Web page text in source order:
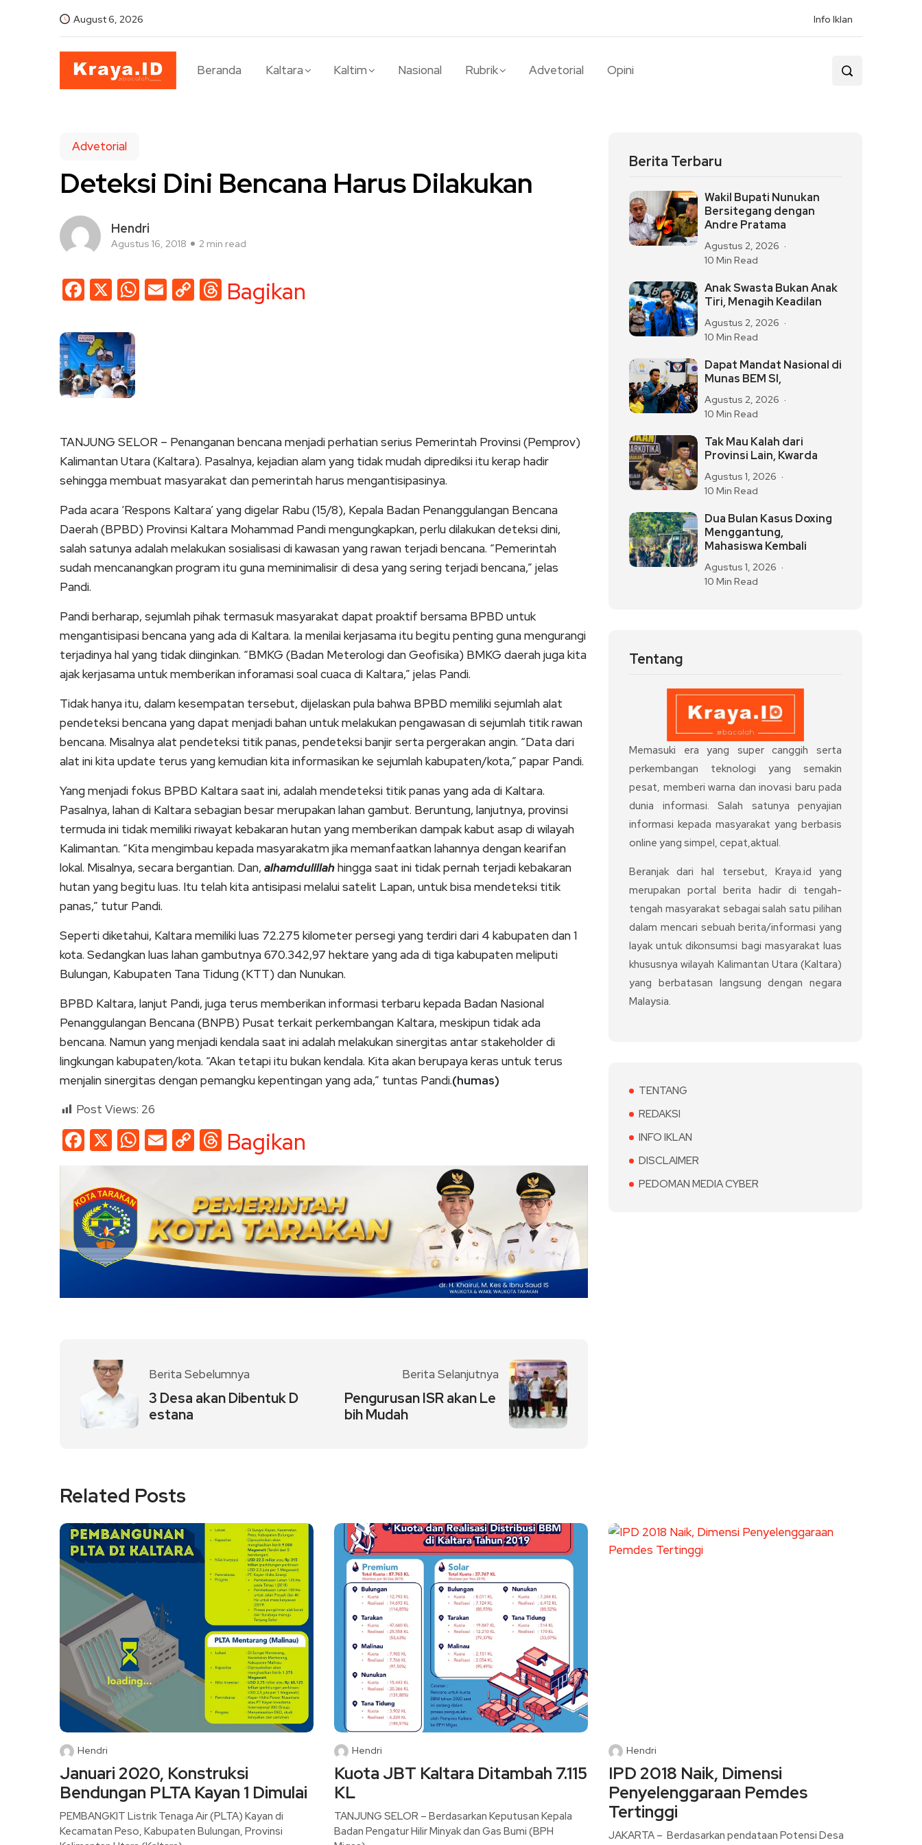
August 6, 2026 Info Iklan
Beranda Kaltara Kaltim Nasional Rubrik Advetorial Opini
Advetorial
Deteksi Dini Bencana Harus Dilakukan
Hendri
Agustus 16, 2018 2 min read
Facebook
X WhatsApp
EmailCopyThreads
Bagikan
TANJUNG SELOR – Penanganan bencana menjadi perhatian serius Pemerintah Provinsi (Pemprov)
Kalimantan Utara (Kaltara). Pasalnya, kejadian alam yang tidak mudah diprediksi itu kerap hadir
sehingga membuat masyarakat dan pemerintah harus mengantisipasinya.
Pada acara ‘Respons Kaltara’ yang digelar Rabu (15/8), Kepala Badan Penanggulangan Bencana
Daerah (BPBD) Provinsi Kaltara Mohammad Pandi mengungkapkan, perlu dilakukan deteksi dini,
salah satunya adalah melakukan sosialisasi di kawasan yang rawan terjadi bencana. “Pemerintah
sudah mencanangkan program itu guna meminimalisir di desa yang sering terjadi bencana,” jelas
Pandi.
Pandi berharap, sejumlah pihak termasuk masyarakat dapat proaktif bersama BPBD untuk
mengantisipasi bencana yang ada di Kaltara. Ia menilai kerjasama itu begitu penting guna mengurangi
terjadinya hal yang tidak diinginkan. “BMKG (Badan Meterologi dan Geofisika) BMKG daerah juga kita
ajak kerjasama untuk memberikan inforamasi soal cuaca di Kaltara,” jelas Pandi.
Tidak hanya itu, dalam kesempatan tersebut, dijelaskan pula bahwa BPBD memiliki sejumlah alat
pendeteksi bencana yang dapat menjadi bahan untuk melakukan pengawasan di sejumlah titik rawan
bencana. Misalnya alat pendeteksi titik panas, pendeteksi banjir serta pergerakan angin. “Data dari
alat ini kita update terus yang kemudian kita informasikan ke sejumlah kabupaten/kota,” papar Pandi.
Yang menjadi fokus BPBD Kaltara saat ini, adalah mendeteksi titik panas yang ada di Kaltara.
Pasalnya, lahan di Kaltara sebagian besar merupakan lahan gambut. Beruntung, lanjutnya, provinsi
termuda ini tidak memiliki riwayat kebakaran hutan yang memberikan dampak kabut asap di wilayah
Kalimantan. “Kita mengimbau kepada masyarakatm jika memanfaatkan lahannya dengan kearifan
lokal. Misalnya, secara bergantian. Dan, alhamdulillahhingga saat ini tidak pernah terjadi kebakaran
hutan yang begitu luas. Itu telah kita antisipasi melalui satelit Lapan, untuk bisa mendeteksi titik
panas,” tutur Pandi.
Seperti diketahui, Kaltara memiliki luas 72.275 kilometer persegi yang terdiri dari 4 kabupaten dan 1
kota. Sedangkan luas lahan gambutnya 670.342,97 hektare yang ada di tiga kabupaten meliputi
Bulungan, Kabupaten Tana Tidung (KTT) dan Nunukan.
BPBD Kaltara, lanjut Pandi, juga terus memberikan informasi terbaru kepada Badan Nasional
Penanggulangan Bencana (BNPB) Pusat terkait perkembangan Kaltara, meskipun tidak ada
bencana. Namun yang menjadi kendala saat ini adalah melakukan sinergitas antar stakeholder di
lingkungan kabupaten/kota. “Akan tetapi itu bukan kendala. Kita akan berupaya keras untuk terus
menjalin sinergitas dengan pemangku kepentingan yang ada,” tuntas Pandi.(humas)
Post Views: 26
Facebook
X WhatsApp
EmailCopy
Link
Threads
Bagikan
Berita Sebelumnya
3 Desa akan Dibentuk D
estana
Berita Selanjutnya
Pengurusan ISR akan Le
bih Mudah
Berita Terbaru
Wakil Bupati Nunukan
Bersitegang dengan
Andre Pratama
Agustus 2, 2026
10 Min Read
Anak Swasta Bukan Anak
Tiri, Menagih Keadilan
Agustus 2, 2026
10 Min Read
Dapat Mandat Nasional di
Munas BEM SI,
Agustus 2, 2026
10 Min Read
Tak Mau Kalah dari
Provinsi Lain, Kwarda
Agustus 1, 2026
10 Min Read
Dua Bulan Kasus Doxing
Menggantung,
Mahasiswa Kembali
Agustus 1, 2026
10 Min Read
Tentang
Memasuki era yang super canggih serta
perkembangan teknologi yang semakin
pesat, memberi warna dan inovasi baru pada
dunia informasi. Salah satunya penyajian
informasi kepada masyarakat yang berbasis
online yang simpel, cepat,aktual.
Beranjak dari hal tersebut, Kraya.id yang
merupakan portal berita hadir di tengah-
tengah masyarakat sebagai salah satu pilihan
dalam mencari sebuah berita/informasi yang
layak untuk dikonsumsi bagi masyarakat luas
khususnya wilayah Kalimantan Utara (Kaltara)
yang berbatasan langsung dengan negara
Malaysia.
TENTANG
REDAKSI
INFO IKLAN
DISCLAIMER
PEDOMAN MEDIA CYBER
Related Posts
Hendri
Januari 2020, Konstruksi
Bendungan PLTA Kayan 1 Dimulai
PEMBANGKIT Listrik Tenaga Air (PLTA) Kayan di
Kecamatan Peso, Kabupaten Bulungan, Provinsi
Hendri
Kuota JBT Kaltara Ditambah 7.115
KL
TANJUNG SELOR – Berdasarkan Keputusan Kepala
Badan Pengatur Hilir Minyak dan Gas Bumi (BPH
Hendri
IPD 2018 Naik, Dimensi
Penyelenggaraan Pemdes
Tertinggi
JAKARTA – Berdasarkan pendataan Potensi Desa